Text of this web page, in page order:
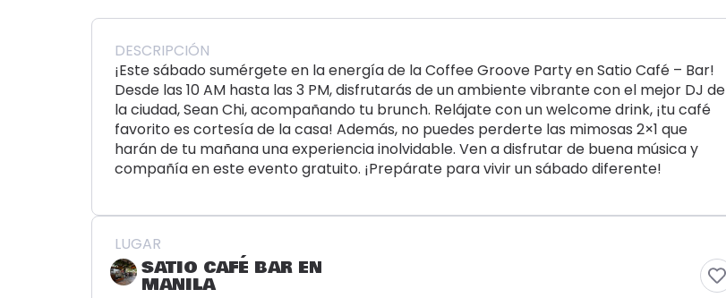
DESCRIPCIÓN
¡Este sábado sumérgete en la energía de la Coffee Groove Party en Satio Café – Bar!
Desde las 10 AM hasta las 3 PM, disfrutarás de un ambiente vibrante con el mejor DJ de
la ciudad, Sean Chi, acompañando tu brunch. Relájate con un welcome drink, ¡tu café
favorito es cortesía de la casa! Además, no puedes perderte las mimosas 2×1 que
harán de tu mañana una experiencia inolvidable. Ven a disfrutar de buena música y
compañía en este evento gratuito. ¡Prepárate para vivir un sábado diferente!
LUGAR
SATIO CAFÉ BAR EN
MANILA